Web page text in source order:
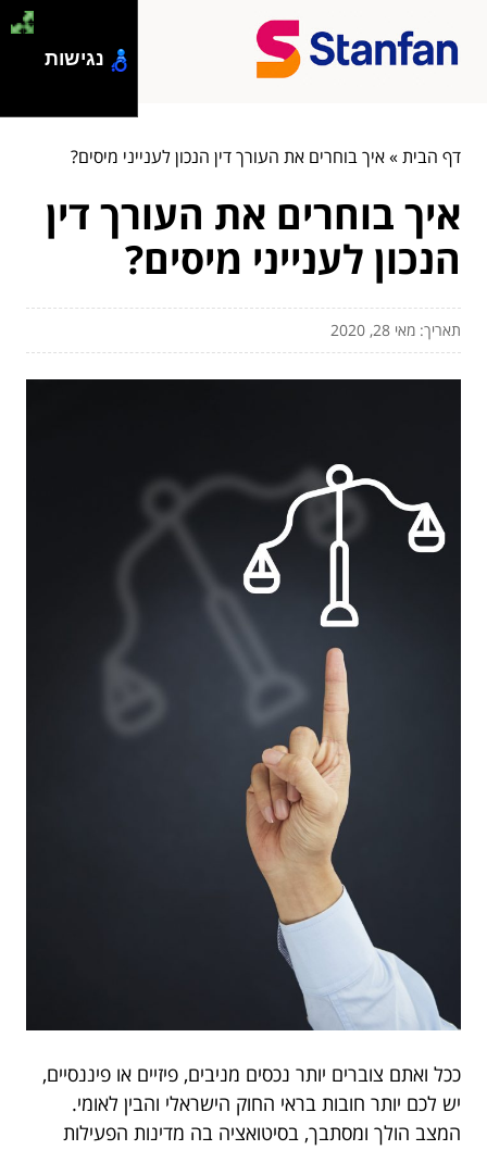
דף הבית»איך בוחרים את העורך דין הנכון לענייני מיסים?
איך בוחרים את העורך דין
הנכון לענייני מיסים?
תאריך: מאי 28, 2020
ככל ואתם צוברים יותר נכסים מניבים, פיזיים או פיננסיים,
יש לכם יותר חובות בראי החוק הישראלי והבין לאומי.
המצב הולך ומסתבך, בסיטואציה בה מדינות הפעילות
נגישות